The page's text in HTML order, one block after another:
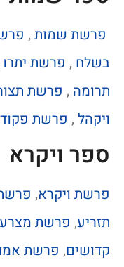
פרשת שמות ,
בשלח , פרשת יתרו
תרומה , פרשת
ויקהל , פרשת
ספר ויקרא
פרשת ויקרא,
תזריע, פרשת מצרע
קדושים, פרשת